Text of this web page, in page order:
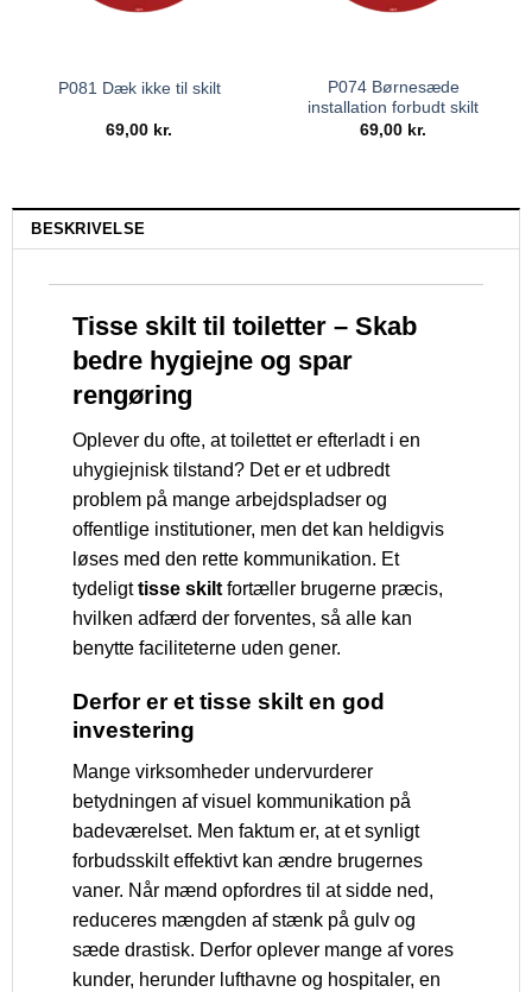
P081 Dæk ikke til skilt
69,00 kr.
P074 Børnesæde
installation forbudt skilt
69,00 kr.
BESKRIVELSE
Tisse skilt til toiletter – Skab
bedre hygiejne og spar
rengøring
Oplever du ofte, at toilettet er efterladt i en
uhygiejnisk tilstand? Det er et udbredt
problem på mange arbejdspladser og
offentlige institutioner, men det kan heldigvis
løses med den rette kommunikation. Et
tydeligttisse skiltfortæller brugerne præcis,
hvilken adfærd der forventes, så alle kan
benytte faciliteterne uden gener.
Derfor er et tisse skilt en god
investering
Mange virksomheder undervurderer
betydningen af visuel kommunikation på
badeværelset. Men faktum er, at et synligt
forbudsskilt effektivt kan ændre brugernes
vaner. Når mænd opfordres til at sidde ned,
reduceres mængden af stænk på gulv og
sæde drastisk. Derfor oplever mange af vores
kunder, herunder lufthavne og hospitaler, en